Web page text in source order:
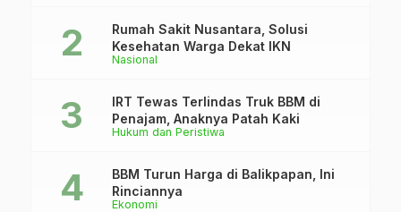
Nasional
Rumah Sakit Nusantara, Solusi
Kesehatan Warga Dekat IKN
Hukum dan Peristiwa
IRT Tewas Terlindas Truk BBM di
Penajam, Anaknya Patah Kaki
Ekonomi
BBM Turun Harga di Balikpapan, Ini
Rinciannya